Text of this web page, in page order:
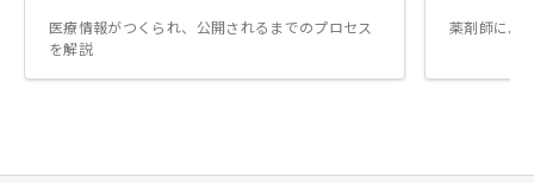
医療情報がつくられ、公開されるまでのプロセス
を解説
薬剤師によ